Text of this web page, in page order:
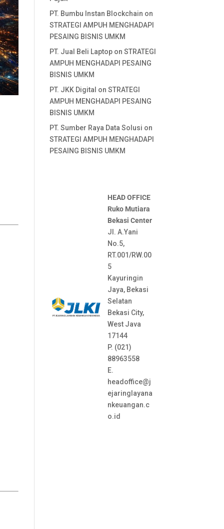
PT. Bumbu Instan Blockchain on
STRATEGI AMPUH MENGHADAPI
PESAING BISNIS UMKM
PT. Jual Beli Laptopon STRATEGI
AMPUH MENGHADAPI PESAING
BISNIS UMKM
PT. JKK Digital on STRATEGI
AMPUH MENGHADAPI PESAING
BISNIS UMKM
PT. Sumber Raya Data Solusi on
STRATEGI AMPUH MENGHADAPI
PESAING BISNIS UMKM
HEAD OFFICE
Ruko Mutiara
Bekasi Center
Jl. A.Yani
No.5,
RT.001/RW.00
5
Kayuringin
Jaya, Bekasi
Selatan
Bekasi City,
West Java
17144
P. (021)
88963558
E.
headoffice@j
ejaringlayana
nkeuangan.c
o.id